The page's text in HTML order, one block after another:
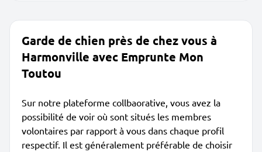
Garde de chien près de chez vous à
Harmonville avec Emprunte Mon
Toutou
Sur notre plateforme collbaorative, vous avez la
possibilité de voir où sont situés les membres
volontaires par rapport à vous dans chaque profil
respectif. Il est généralement préférable de choisir